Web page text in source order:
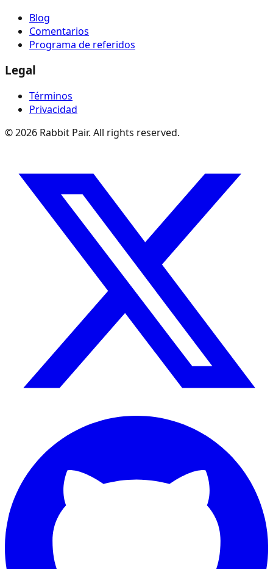
Blog
Comentarios
Programa de referidos
Legal
Términos
Privacidad
©2026 Rabbit Pair. All rights reserved.